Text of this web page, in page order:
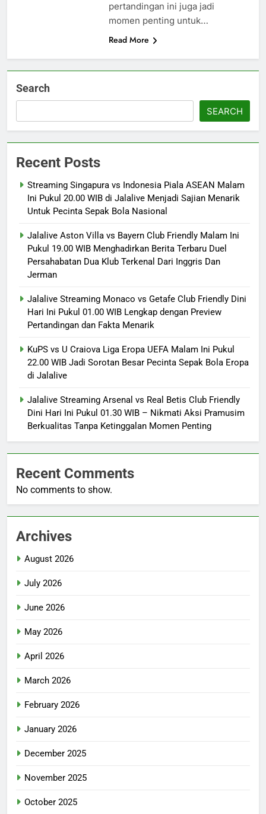
pertandingan ini juga jadi
momen penting untuk…
Read More
Search
SEARCH
Recent Posts
Streaming Singapura vs Indonesia Piala ASEAN Malam
Ini Pukul 20.00 WIB di Jalalive Menjadi Sajian Menarik
Untuk Pecinta Sepak Bola Nasional
Jalalive Aston Villa vs Bayern Club Friendly Malam Ini
Pukul 19.00 WIB Menghadirkan Berita Terbaru Duel
Persahabatan Dua Klub Terkenal Dari Inggris Dan
Jerman
Jalalive Streaming Monaco vs Getafe Club Friendly Dini
Hari Ini Pukul 01.00 WIB Lengkap dengan Preview
Pertandingan dan Fakta Menarik
KuPS vs U Craiova Liga Eropa UEFA Malam Ini Pukul
22.00 WIB Jadi Sorotan Besar Pecinta Sepak Bola Eropa
di Jalalive
Jalalive Streaming Arsenal vs Real Betis Club Friendly
Dini Hari Ini Pukul 01.30 WIB – Nikmati Aksi Pramusim
Berkualitas Tanpa Ketinggalan Momen Penting
Recent Comments
No comments to show.
Archives
August 2026
July 2026
June 2026
May 2026
April 2026
March 2026
February 2026
January 2026
December 2025
November 2025
October 2025